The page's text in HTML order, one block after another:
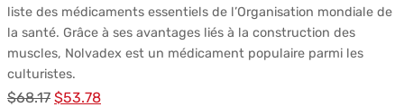
liste des médicaments essentiels de l’Organisation mondiale de
la santé. Grâce à ses avantages liés à la construction des
muscles, Nolvadex est un médicament populaire parmi les
culturistes.
$68.17 Le
$53.78Le